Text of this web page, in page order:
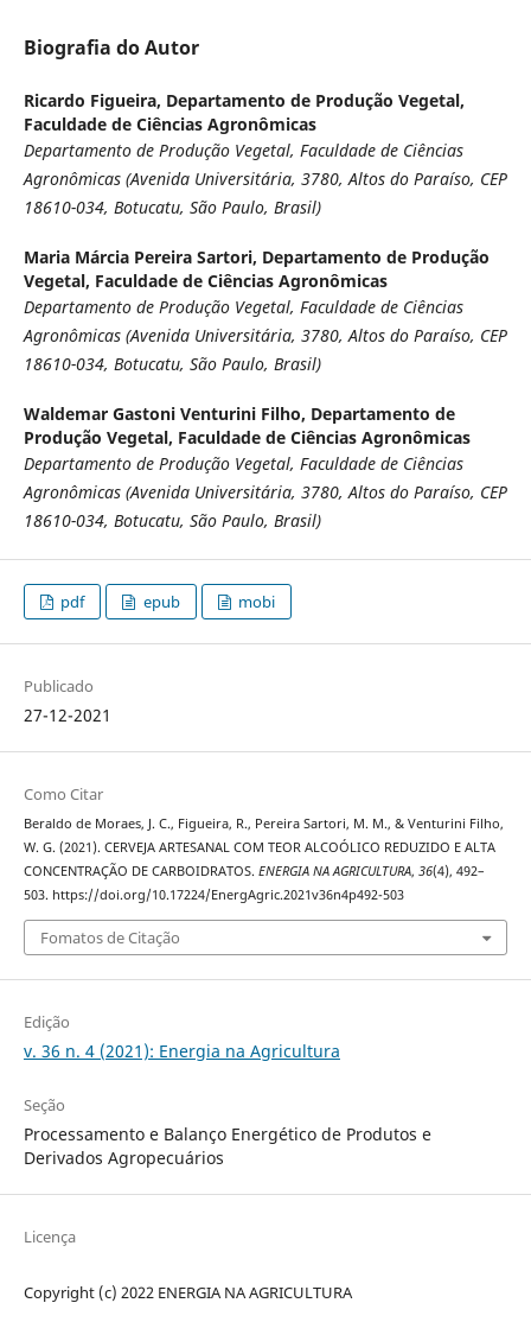
Biografia do Autor
Ricardo Figueira, Departamento de Produção Vegetal,
Faculdade de Ciências Agronômicas
Departamento de Produção Vegetal, Faculdade de Ciências
Agronômicas (Avenida Universitária, 3780, Altos do Paraíso, CEP
18610-034, Botucatu, São Paulo, Brasil)
Maria Márcia Pereira Sartori, Departamento de Produção
Vegetal, Faculdade de Ciências Agronômicas
Departamento de Produção Vegetal, Faculdade de Ciências
Agronômicas (Avenida Universitária, 3780, Altos do Paraíso, CEP
18610-034, Botucatu, São Paulo, Brasil)
Waldemar Gastoni Venturini Filho, Departamento de
Produção Vegetal, Faculdade de Ciências Agronômicas
Departamento de Produção Vegetal, Faculdade de Ciências
Agronômicas (Avenida Universitária, 3780, Altos do Paraíso, CEP
18610-034, Botucatu, São Paulo, Brasil)
pdf epub mobi
Publicado
27-12-2021
Como Citar
Beraldo de Moraes, J. C., Figueira, R., Pereira Sartori, M. M., & Venturini Filho,
W. G. (2021). CERVEJA ARTESANAL COM TEOR ALCOÓLICO REDUZIDO E ALTA
CONCENTRAÇÃO DE CARBOIDRATOS. ENERGIA NA AGRICULTURA, 36(4), 492–
503. https://doi.org/10.17224/EnergAgric.2021v36n4p492-503
Fomatos de Citação
Edição
v. 36 n. 4 (2021): Energia na Agricultura
Seção
Processamento e Balanço Energético de Produtos e
Derivados Agropecuários
Licença
Copyright (c) 2022 ENERGIA NA AGRICULTURA